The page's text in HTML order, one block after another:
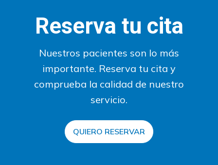
Reserva tu cita
Nuestros pacientes son lo más
importante. Reserva tu cita y
comprueba la calidad de nuestro
servicio.
QUIERO RESERVAR